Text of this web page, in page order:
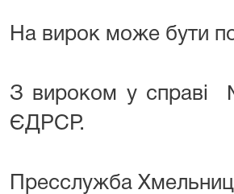
На вирок може бути
З вироком у справі
ЄДРСР.
Пресслужба